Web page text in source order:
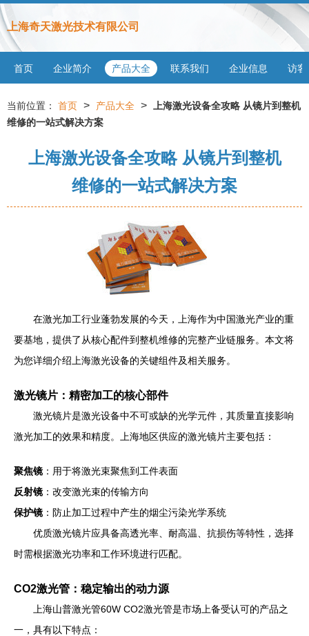
上海奇天激光技术有限公司
首页 企业简介 产品大全 联系我们 企业信息 访客
当前位置： 首页 > 产品大全 >
上海激光设备全攻略 从镜片到整机
维修的一站式解决方案
上海激光设备全攻略 从镜片到整机
维修的一站式解决方案
在激光加工行业蓬勃发展的今天，上海作为中国激光产业的重
要基地，提供了从核心配件到整机维修的完整产业链服务。本文将
为您详细介绍上海激光设备的关键组件及相关服务。
激光镜片：精密加工的核心部件
激光镜片是激光设备中不可或缺的光学元件，其质量直接影响
激光加工的效果和精度。上海地区供应的激光镜片主要包括：
聚焦镜 ：用于将激光束聚焦到工件表面
反射镜 ：改变激光束的传输方向
保护镜 ：防止加工过程中产生的烟尘污染光学系统
优质激光镜片应具备高透光率、耐高温、抗损伤等特性，选择
时需根据激光功率和工作环境进行匹配。
CO2激光管：稳定输出的动力源
上海山普激光管60W CO2激光管是市场上备受认可的产品之
一，具有以下特点：